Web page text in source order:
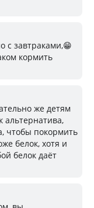
с завтраками,😁
кормить
же детям
альтернатива,
чтобы покормить
белок, хотя и
белок даёт